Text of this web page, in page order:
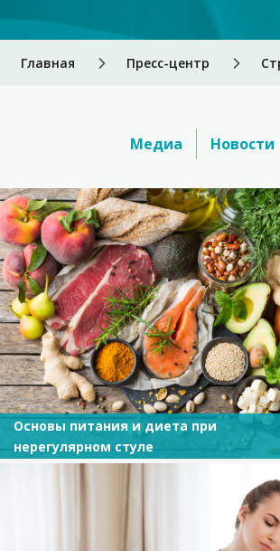
Главная Пресс-центр
Медиа Новости
Основы питания и диета при
нерегулярном стуле